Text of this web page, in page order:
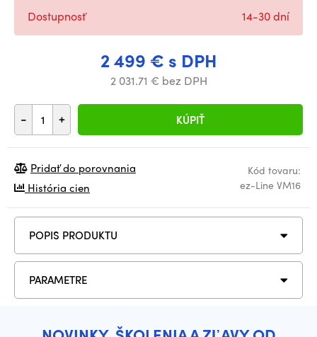
2 499 € s DPH
2 031.71 € bez DPH
- + KÚPIŤ
Dostupnosť 14-30 dní
Kód tovaru:
ez-Line VM16
Pridať do porovnania
História cien
POPIS PRODUKTU
PARAMETRE